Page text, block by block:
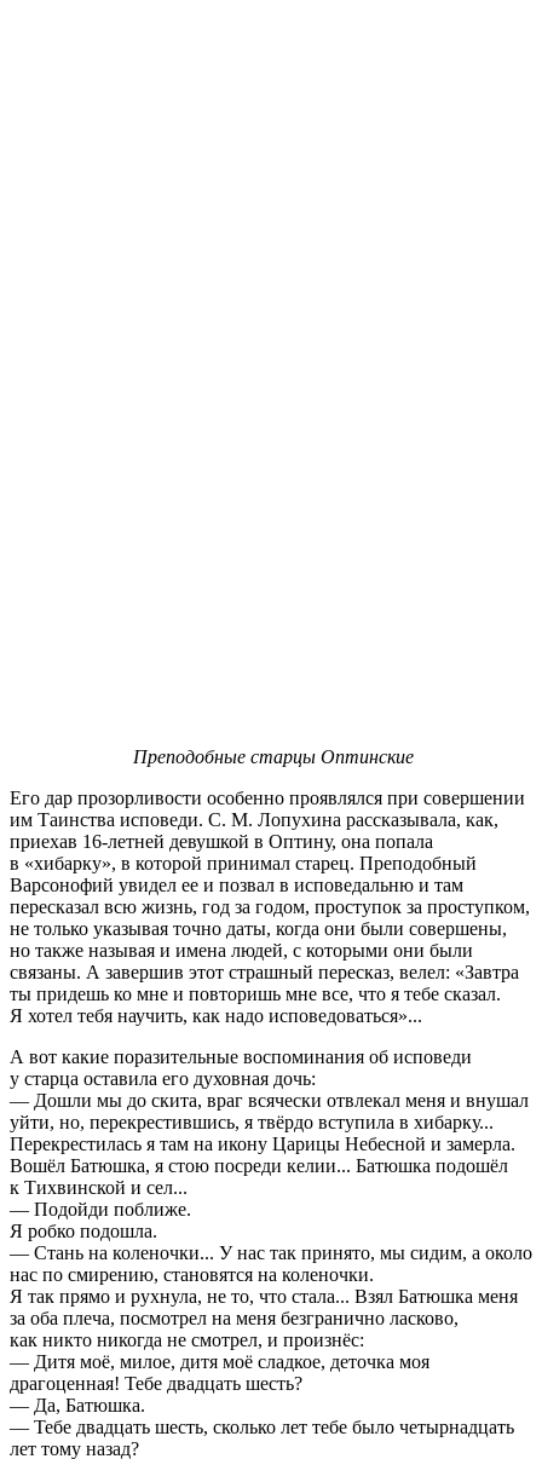
Преподобные старцы Оптинские
Его дар прозорливости особенно проявлялся при совершении
им Таинства исповеди. С. М. Лопухина рассказывала, как,
приехав 16-летней девушкой в Оптину, она попала
в «хибарку», в которой принимал старец. Преподобный
Варсонофий увидел ее и позвал в исповедальню и там
пересказал всю жизнь, год за годом, проступок за проступком,
не только указывая точно даты, когда они были совершены,
но также называя и имена людей, с которыми они были
связаны. А завершив этот страшный пересказ, велел: «Завтра
ты придешь ко мне и повторишь мне все, что я тебе сказал.
Я хотел тебя научить, как надо исповедоваться»...
А вот какие поразительные воспоминания об исповеди
у старца оставила его духовная дочь:
— Дошли мы до скита, враг всячески отвлекал меня и внушал
уйти, но, перекрестившись, я твёрдо вступила в хибарку...
Перекрестилась я там на икону Царицы Небесной и замерла.
Вошёл Батюшка, я стою посреди келии... Батюшка подошёл
к Тихвинской и сел...
— Подойди поближе.
Я робко подошла.
— Стань на коленочки... У нас так принято, мы сидим, а около
нас по смирению, становятся на коленочки.
Я так прямо и рухнула, не то, что стала... Взял Батюшка меня
за оба плеча, посмотрел на меня безгранично ласково,
как никто никогда не смотрел, и произнёс:
— Дитя моё, милое, дитя моё сладкое, деточка моя
драгоценная! Тебе двадцать шесть?
— Да, Батюшка.
— Тебе двадцать шесть, сколько лет тебе было четырнадцать
лет тому назад?